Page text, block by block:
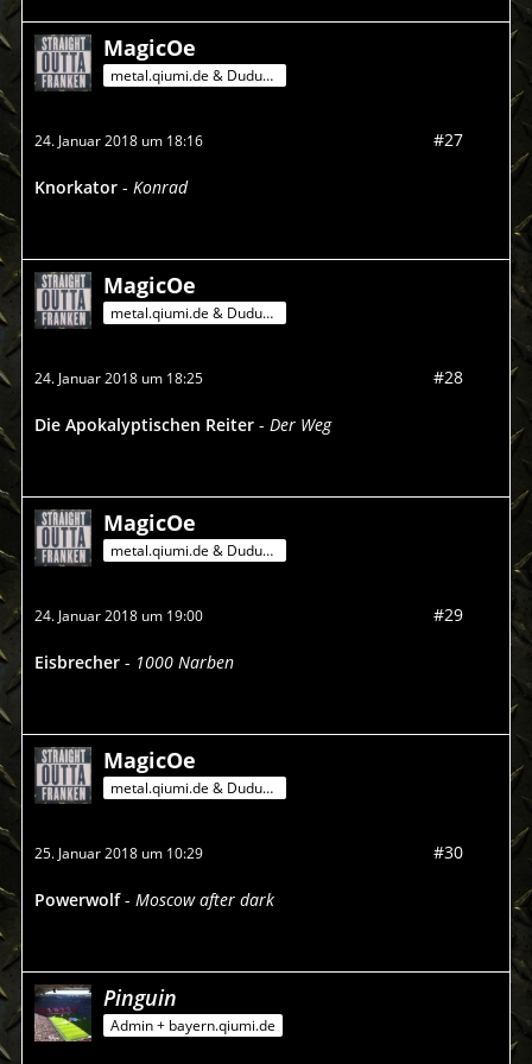
MagicOe
metal.qiumi.de & Dududu-Mann
24. Januar 2018 um 18:16 #27
Knorkator - Konrad
MagicOe
metal.qiumi.de & Dududu-Mann
24. Januar 2018 um 18:25 #28
Die Apokalyptischen Reiter - Der Weg
MagicOe
metal.qiumi.de & Dududu-Mann
24. Januar 2018 um 19:00 #29
Eisbrecher - 1000 Narben
MagicOe
metal.qiumi.de & Dududu-Mann
25. Januar 2018 um 10:29 #30
Powerwolf- Moscow after dark
Pinguin
Admin + bayern.qiumi.de